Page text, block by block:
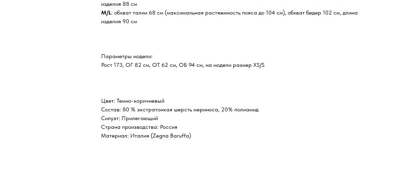
изделия 88 см
M/L: обхват талии 68 см (максимальная растяжимость пояса до 104 см), обхват бедер 102 см, длина
изделия 90 см
Параметры модели:
Рост 173, ОГ 82 см, ОТ 62 см, ОБ 94 см, на модели размер XS/S
Цвет: Темно-коричневый
Состав: 80 % экстратонкая шерсть мериноса, 20% полиамид
Силуэт: Прилегающий
Страна производства: Россия
Материал: Италия (Zegna Baruffa)